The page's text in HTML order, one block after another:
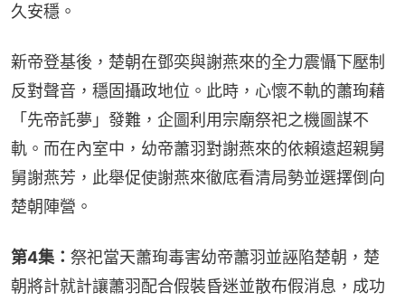
久安穩。
新帝登基後，楚朝在鄧奕與謝燕來的全力震懾下壓制
反對聲音，穩固攝政地位。此時，心懷不軌的蕭珣藉
「先帝託夢」發難，企圖利用宗廟祭祀之機圖謀不
軌。而在內室中，幼帝蕭羽對謝燕來的依賴遠超親舅
舅謝燕芳，此舉促使謝燕來徹底看清局勢並選擇倒向
楚朝陣營。
第4集： 祭祀當天蕭珣毒害幼帝蕭羽並誣陷楚朝，楚
朝將計就計讓蕭羽配合假裝昏迷並散布假消息，成功